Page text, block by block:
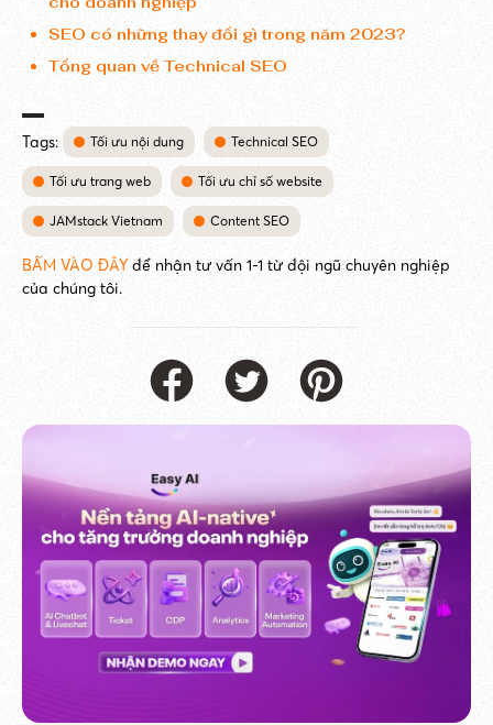
SEO có những thay đổi gì trong năm 2023?
Tổng quan về Technical SEO
Tags: Tối ưu nội dung Technical SEO
Tối ưu trang web Tối ưu chỉ số website
JAMstack Vietnam Content SEO
BẤM VÀO ĐÂY để nhận tư vấn 1-1 từ đội ngũ chuyên nghiệp
của chúng tôi.